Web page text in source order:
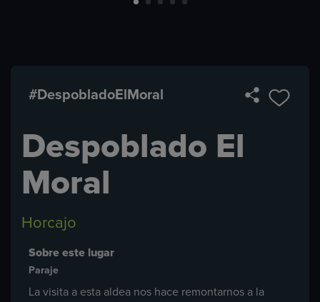
#DespobladoElMoral
Despoblado El
Moral
Horcajo
Sobre este lugar
Paraje
La visita a esta aldea nos hace remontarnos a la